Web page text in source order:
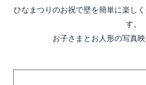
ひなまつりのお祝で壁を簡単に楽し
す。
お子さまとお人形の写真映